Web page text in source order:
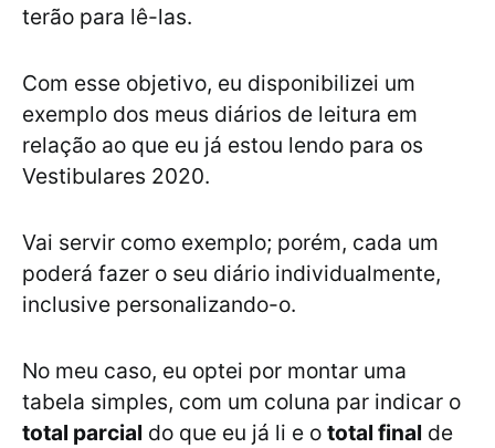
terão para lê-las.
Com esse objetivo, eu disponibilizei um
exemplo dos meus diários de leitura em
relação ao que eu já estou lendo para os
Vestibulares 2020.
Vai servir como exemplo; porém, cada um
poderá fazer o seu diário individualmente,
inclusive personalizando-o.
No meu caso, eu optei por montar uma
tabela simples, com um coluna par indicar o
total parcial do que eu já li e o total final de